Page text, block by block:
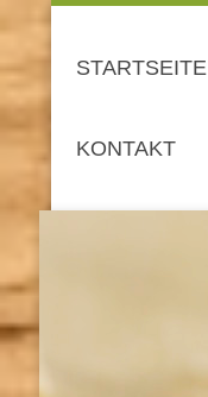
STARTSEITE
KONTAKT